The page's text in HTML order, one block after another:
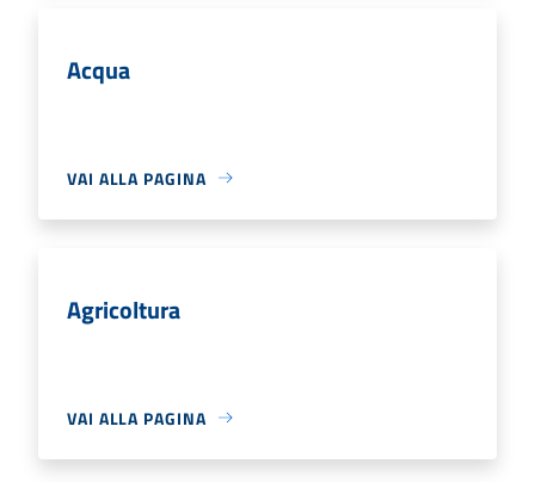
Acqua
VAI ALLA PAGINA
Agricoltura
VAI ALLA PAGINA